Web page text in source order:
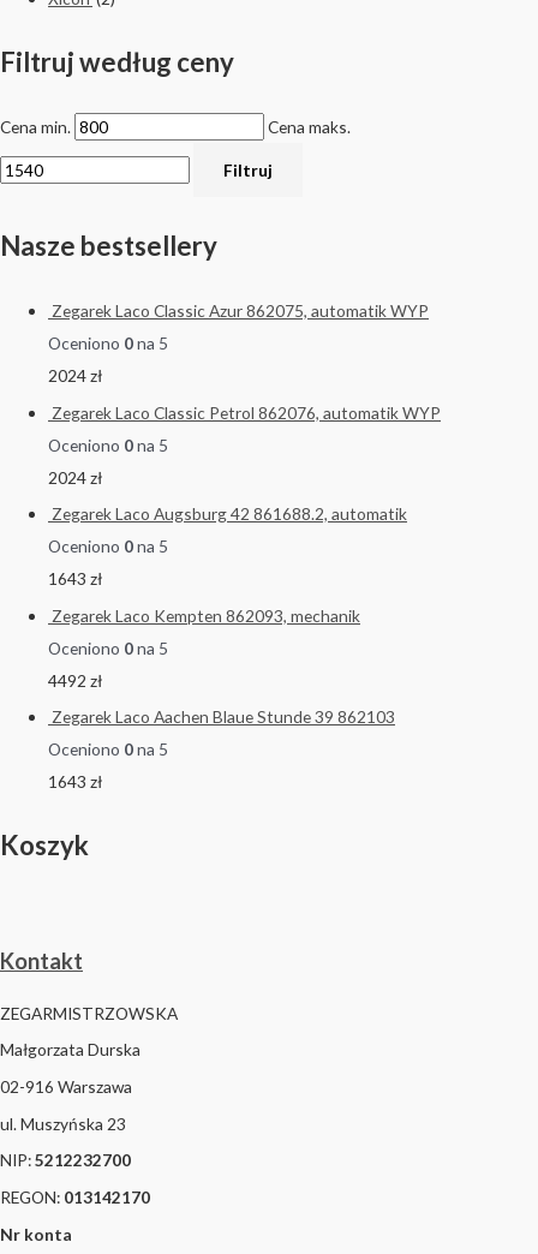
Filtruj według ceny
Cena min. Cena maks.
Filtruj
Nasze bestsellery
Zegarek Laco Classic Azur 862075, automatik WYP
Oceniono 0na 5
2024zł
Zegarek Laco Classic Petrol 862076, automatik WYP
Oceniono 0na 5
2024zł
Zegarek Laco Augsburg 42 861688.2, automatik
Oceniono 0na 5
1643 zł
Zegarek Laco Kempten 862093, mechanik
Oceniono 0na 5
4492 zł
Zegarek Laco Aachen Blaue Stunde 39 862103
Oceniono 0na 5
1643 zł
Koszyk
Kontakt
ZEGARMISTRZOWSKA
Małgorzata Durska
02-916 Warszawa
ul. Muszyńska 23
NIP:5212232700
REGON: 013142170
Nr konta